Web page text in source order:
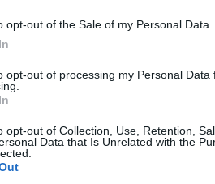
opt-out of the Sale of my Personal Data.
opt-out of processing my Personal Data
opt-out of Collection, Use, Retention,
Data that Is Unrelated with the
Επιχειρήσεων και
την ασφάλεια
κλίμακας, ως
και αειφόρου
μονοπάτια που
να «ανοίξει»
η εταιρεία θα δώσει